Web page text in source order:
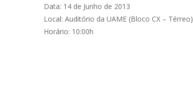
Data: 14 de Junho de 2013
Local: Auditório da UAME (Bloco CX – Térreo)
Horário: 10:00h